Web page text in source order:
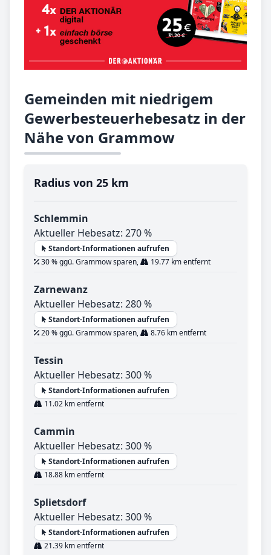
Gemeinden mit niedrigem
Gewerbesteuerhebesatz in der
Nähe von Grammow
Radius von 25 km
Schlemmin
Aktueller Hebesatz: 270 %
Standort-Informationen aufrufen
30 % ggü. Grammow sparen,
19.77 km entfernt
Zarnewanz
Aktueller Hebesatz: 280 %
Standort-Informationen aufrufen
20 % ggü. Grammow sparen,
8.76 km entfernt
Tessin
Aktueller Hebesatz: 300 %
Standort-Informationen aufrufen
11.02 km entfernt
Cammin
Aktueller Hebesatz: 300 %
Standort-Informationen aufrufen
18.88 km entfernt
Splietsdorf
Aktueller Hebesatz: 300 %
Standort-Informationen aufrufen
21.39 km entfernt